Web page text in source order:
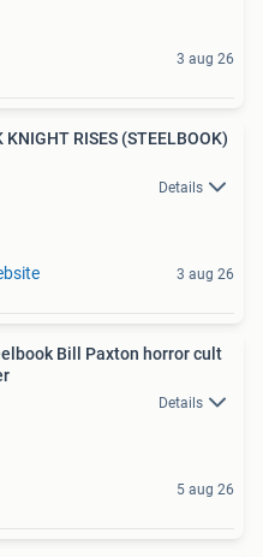
3 aug 26
KNIGHT RISES (STEELBOOK)
Details
3 aug 26
Bill Paxton horror cult
Details
5 aug 26